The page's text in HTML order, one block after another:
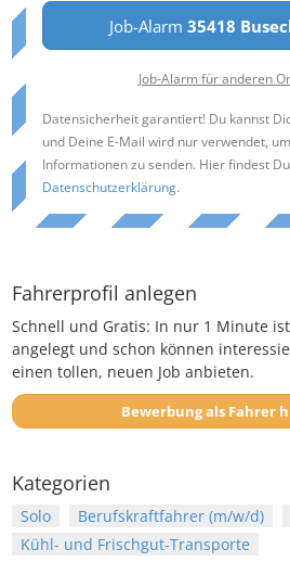
Job-Alarm 35418
Job-Alarm für anderen
Datensicherheit garantiert! Du kannst
und Deine E-Mail wird nur verwendet,
Informationen zu senden. Hier findest
Datenschutzerklärung.
Fahrerprofil anlegen
Schnell und Gratis: In nur 1 Minute
angelegt und schon können
einen tollen, neuen Job anbieten.
Bewerbung
Kategorien
Solo Berufskraftfahrer (m/w/d)
Kühl- und Frischgut-Transporte